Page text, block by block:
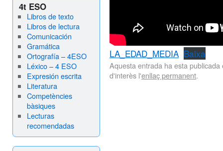
4t ESO
Libros de texto
Libros de lectura
Comunicación
Gramática
Ortografía – 4ESO
Léxico – 4 ESO
Expresión escrita
Literatura
Competències
bàsiques
Lecturas
recomendadas
LA_EDAD_MEDIA Baixa
Aquesta entrada ha esta
d'interès l'enllaç permanent.